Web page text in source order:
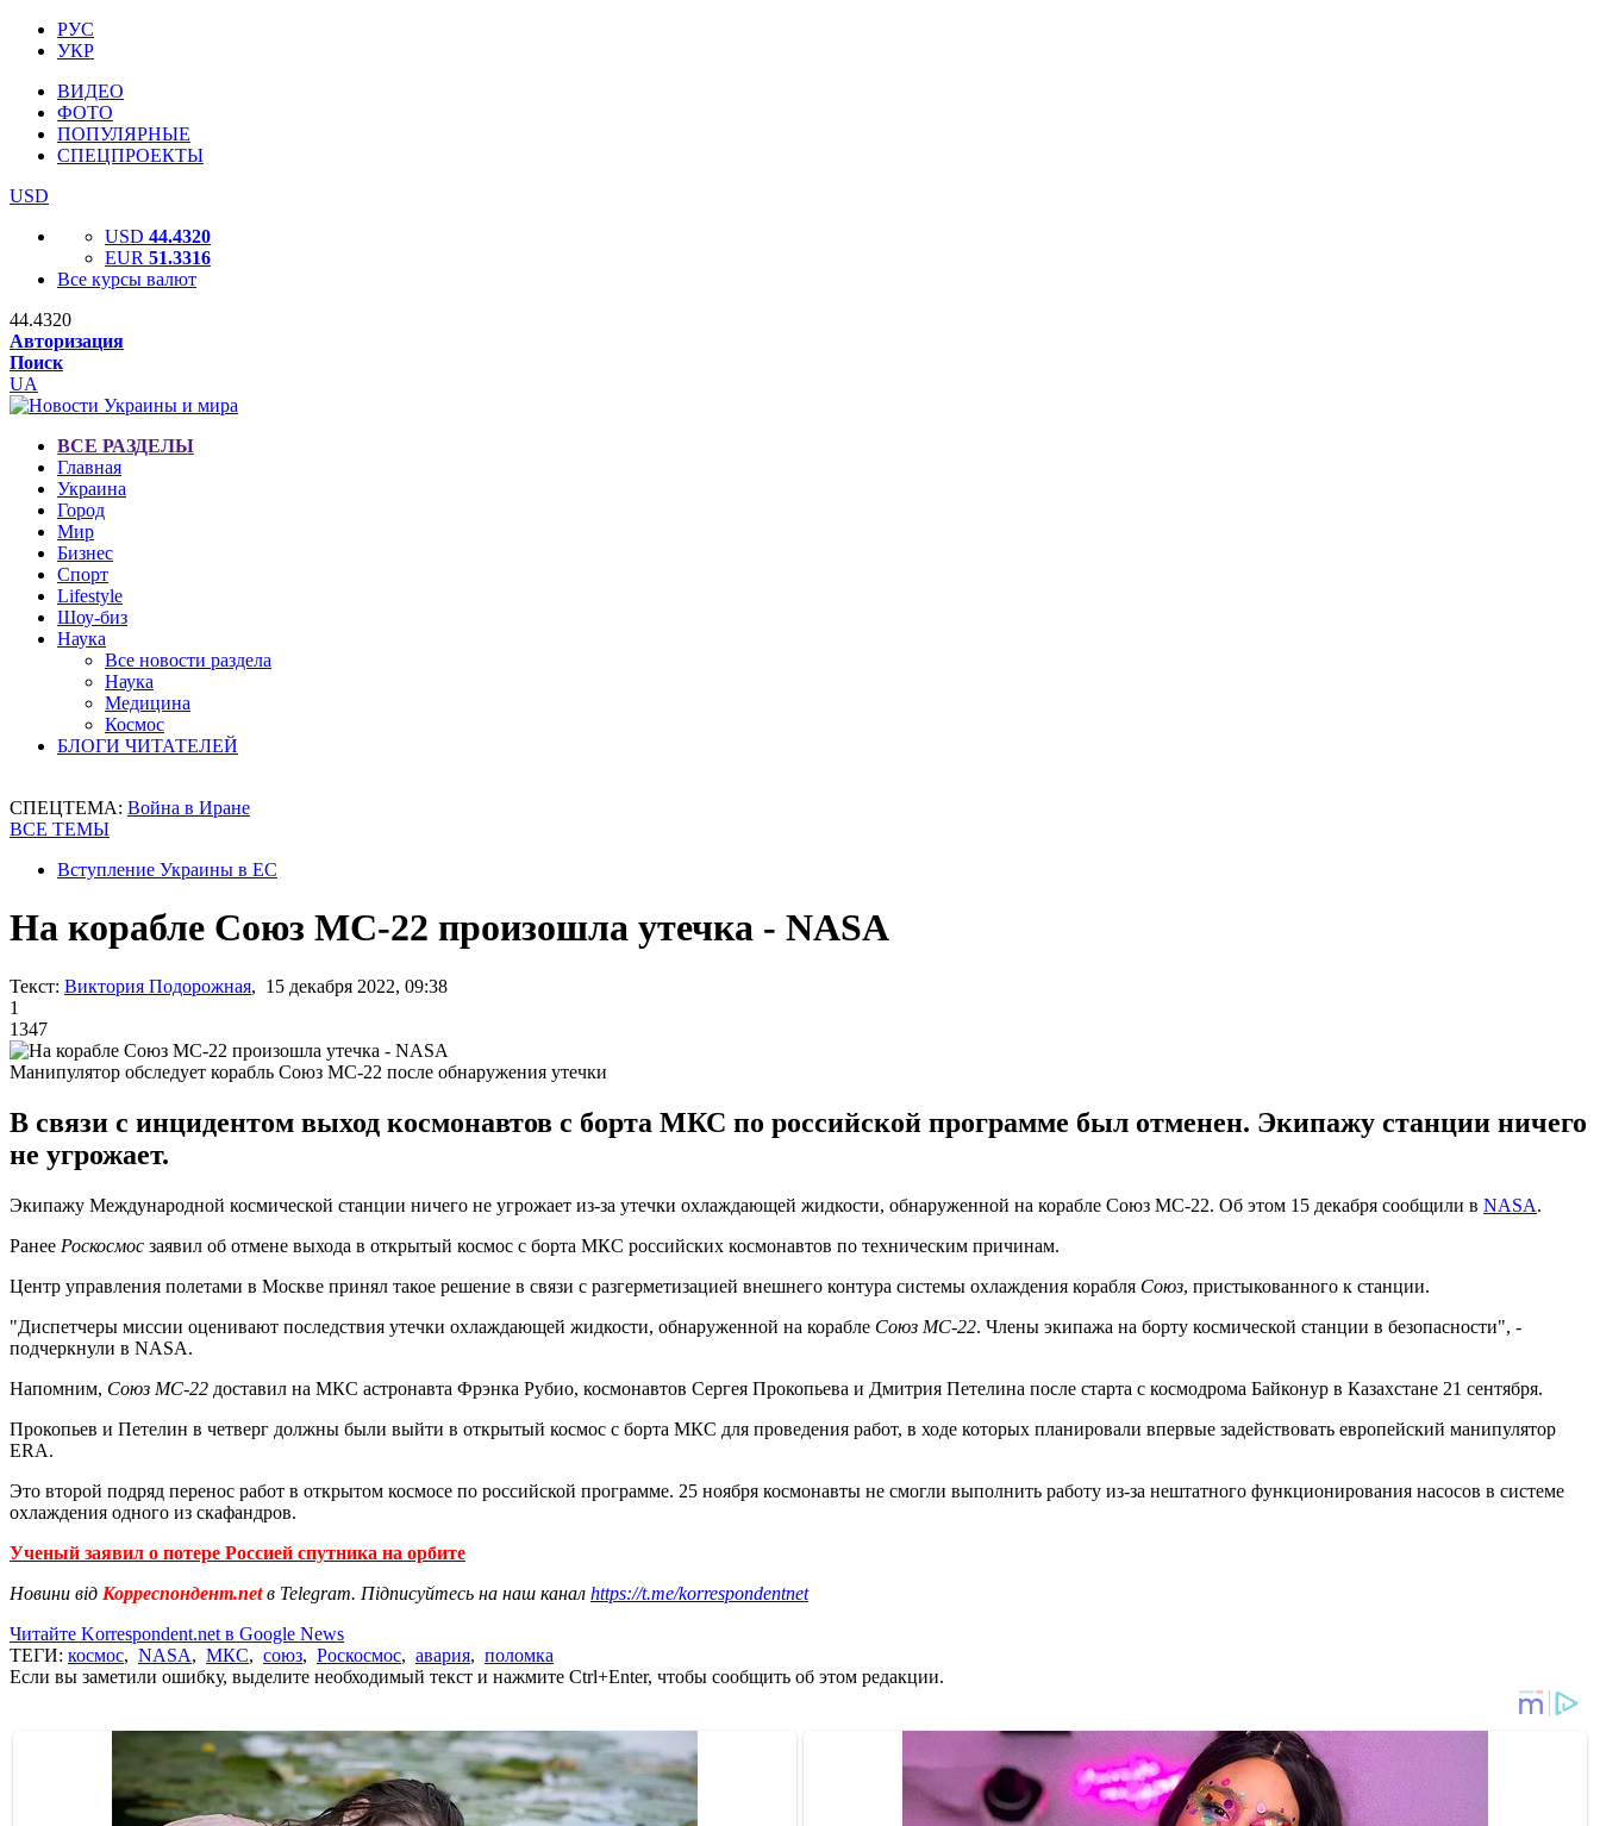
РУС
УКР
ВИДЕО
ФОТО
ПОПУЛЯРНЫЕ
СПЕЦПРОЕКТЫ
USD
USD 44.4320
EUR 51.3316
Все курсы валют
44.4320
Авторизация
Поиск
UA
ВСЕ РАЗДЕЛЫ
Главная
Украина
Город
Мир
Бизнес
Спорт
Lifestyle
Шоу-биз
Наука
Все новости раздела
Наука
Медицина
Космос
БЛОГИ ЧИТАТЕЛЕЙ
СПЕЦТЕМА: Война в Иране
ВСЕ ТЕМЫ
Вступление Украины в ЕС
На корабле Союз МС-22 произошла утечка - NASA
Текст: Виктория Подорожная, 15 декабря 2022, 09:38
1
1347
Манипулятор обследует корабль Союз МС-22 после обнаружения утечки
В связи с инцидентом выход космонавтов с борта МКС по российской программе был отменен. Экипажу станции ничего
не угрожает.
Экипажу Международной космической станции ничего не угрожает из-за утечки охлаждающей жидкости, обнаруженной на корабле Союз МС-22. Об этом 15 декабря сообщили в NASA.
Ранее Роскосмос заявил об отмене выхода в открытый космос с борта МКС российских космонавтов по техническим причинам.
Центр управления полетами в Москве принял такое решение в связи с разгерметизацией внешнего контура системы охлаждения корабля Союз, пристыкованного к станции.
"Диспетчеры миссии оценивают последствия утечки охлаждающей жидкости, обнаруженной на корабле Союз МС-22. Члены экипажа на борту космической станции в безопасности", -
подчеркнули в NASA.
Напомним, Союз МС-22 доставил на МКС астронавта Фрэнка Рубио, космонавтов Сергея Прокопьева и Дмитрия Петелина после старта с космодрома Байконур в Казахстане 21 сентября.
Прокопьев и Петелин в четверг должны были выйти в открытый космос с борта МКС для проведения работ, в ходе которых планировали впервые задействовать европейский манипулятор
ERA.
Это второй подряд перенос работ в открытом космосе по российской программе. 25 ноября космонавты не смогли выполнить работу из-за нештатного функционирования насосов в системе
охлаждения одного из скафандров.
Ученый заявил о потере Россией спутника на орбите
Новини від Корреспондент.netв Telegram. Підписуйтесь на наш канал https://t.me/korrespondentnet
Читайте Korrespondent.net в Google News
ТЕГИ: космос, NASA, МКС, союз, Роскосмос, авария, поломка
Если вы заметили ошибку, выделите необходимый текст и нажмите Ctrl+Enter, чтобы сообщить об этом редакции.